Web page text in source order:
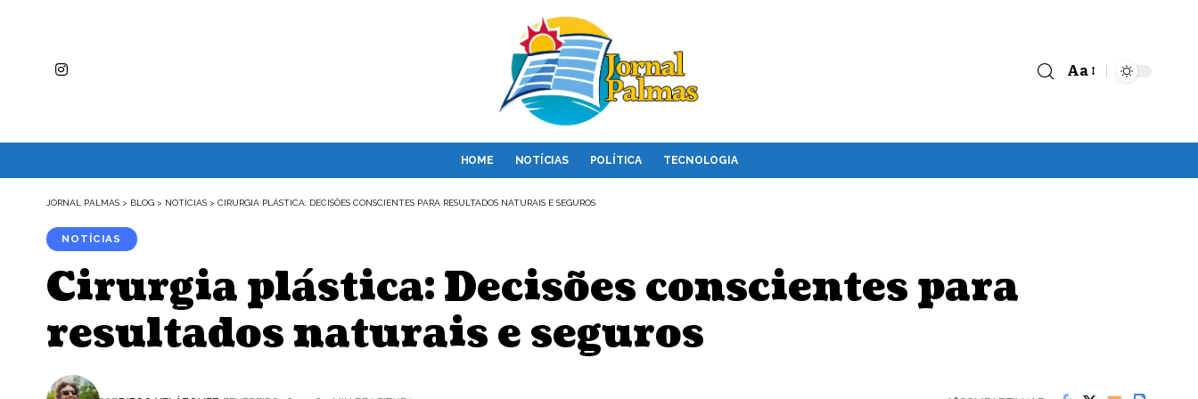
Aa
HOME NOTÍCIAS POLÍTICA TECNOLOGIA
JORNAL PALMAS > BLOG > NOTÍCIAS > CIRURGIA PLÁSTICA: DECISÕES CONSCIENTES PARA RESULTADOS NATURAIS E SEGUROS
NOTÍCIAS
Cirurgia plástica: Decisões conscientes para
resultados naturais e seguros